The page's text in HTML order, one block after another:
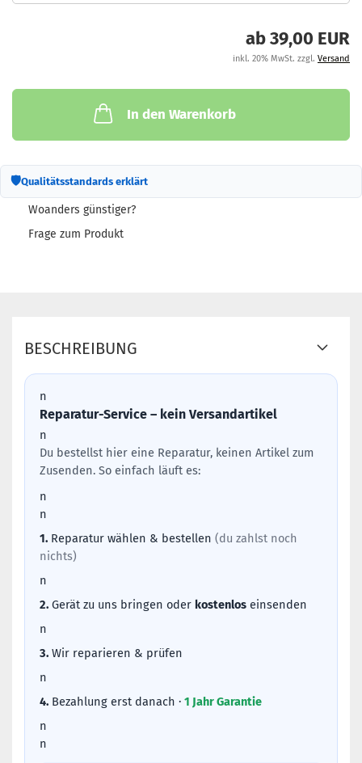
ab 39,00 EUR
inkl. 20% MwSt. zzgl. Versand
In den Warenkorb
🛡Qualitätsstandards erklärt
Woanders günstiger?
Frage zum Produkt
BESCHREIBUNG
n
Reparatur-Service – kein Versandartikel
n
Du bestellst hier eine Reparatur, keinen Artikel zum
Zusenden. So einfach läuft es:
n
n
1. Reparatur wählen & bestellen (du zahlst noch
nichts)
n
2. Gerät zu uns bringen oder kostenlos einsenden
n
3. Wir reparieren & prüfen
n
4. Bezahlung erst danach · 1 Jahr Garantie
n
n